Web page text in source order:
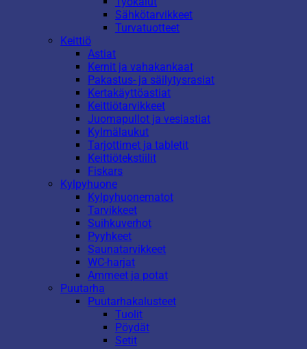
Sähkötarvikkeet
Turvatuotteet
Keittiö
Astiat
Kernit ja vahakankaat
Pakastus- ja säilytysrasiat
Kertakäyttöastiat
Keittiötarvikkeet
Juomapullot ja vesiastiat
Kylmälaukut
Tarjottimet ja tabletit
Keittiötekstiilit
Fiskars
Kylpyhuone
Kylpyhuonematot
Tarvikkeet
Suihkuverhot
Pyyhkeet
Saunatarvikkeet
WC-harjat
Ammeet ja potat
Puutarha
Puutarhakalusteet
Tuolit
Pöydät
Setit